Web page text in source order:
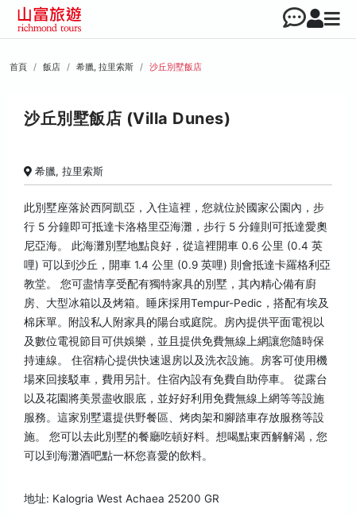
首頁 飯店 希臘, 拉里索斯 沙丘別墅飯店
沙丘別墅飯店 (Villa Dunes)
希臘, 拉里索斯
此別墅座落於西阿凱亞，入住這裡，您就位於國家公園內，步
行 5 分鐘即可抵達卡洛格里亞海灘，步行 5 分鐘則可抵達愛奧
尼亞海。 此海灘別墅地點良好，從這裡開車 0.6 公里 (0.4 英
哩) 可以到沙丘，開車 1.4 公里 (0.9 英哩) 則會抵達卡羅格利亞
教堂。 您可盡情享受配有獨特家具的別墅，其內精心備有廚
房、大型冰箱以及烤箱。睡床採用Tempur-Pedic，搭配有埃及
棉床單。附設私人附家具的陽台或庭院。房內提供平面電視以
及數位電視節目可供娛樂，並且提供免費無線上網讓您隨時保
持連線。 住宿精心提供快速退房以及洗衣設施。房客可使用機
場來回接駁車，費用另計。住宿內設有免費自助停車。 從露台
以及花園將美景盡收眼底，並好好利用免費無線上網等等設施
服務。這家別墅還提供野餐區、烤肉架和腳踏車存放服務等設
施。 您可以去此別墅的餐廳吃頓好料。想喝點東西解解渴，您
可以到海灘酒吧點一杯您喜愛的飲料。
地址: Kalogria West Achaea 25200 GR